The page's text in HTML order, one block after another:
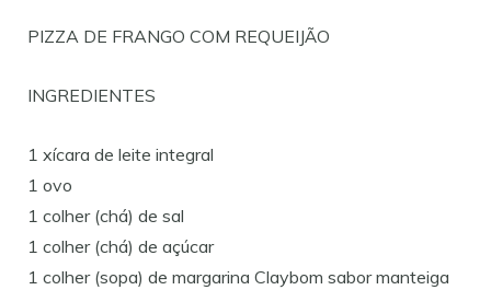
PIZZA DE FRANGO COM REQUEIJÃO
INGREDIENTES
1 xícara de leite integral
1 ovo
1 colher (chá) de sal
1 colher (chá) de açúcar
1 colher (sopa) de margarina Claybom sabor manteiga